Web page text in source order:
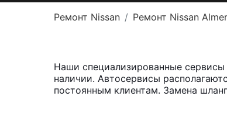
Ремонт Nissan Ремонт Nissan
Наши специализированные сервисы
наличии. Автосервисы
постоянным клиентам. Замена